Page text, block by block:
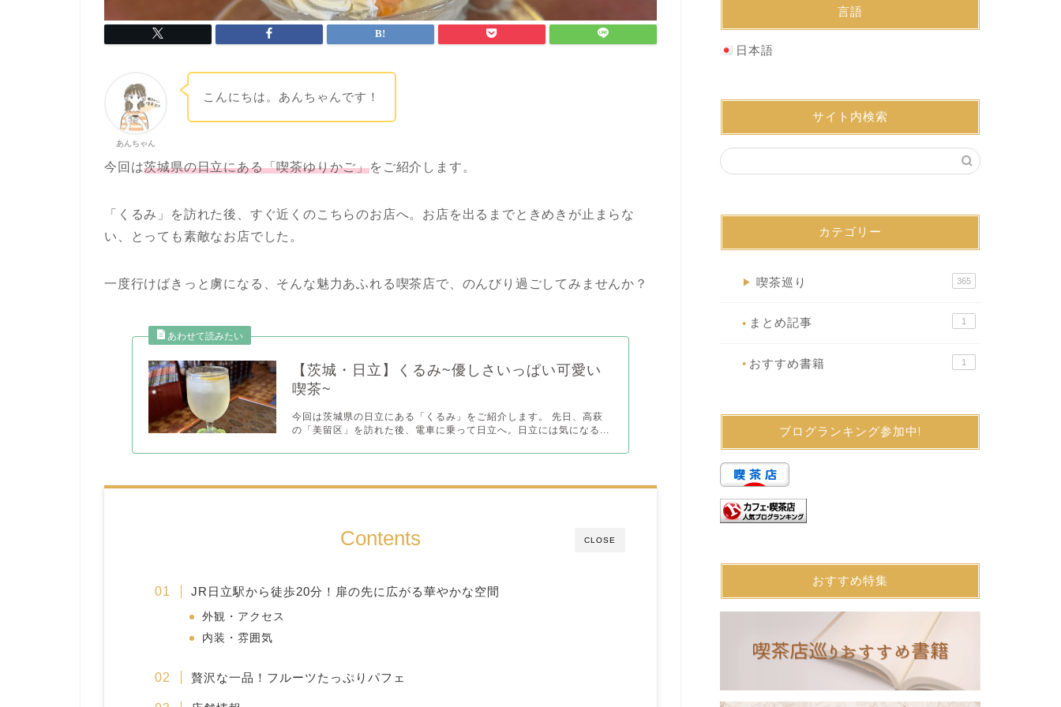
あんちゃん
こんにちは。あんちゃんです！
今回は茨城県の日立にある「喫茶ゆりかご」をご紹介します。
「くるみ」を訪れた後、すぐ近くのこちらのお店へ。お店を出るまでときめきが止まらな
い、とっても素敵なお店でした。
一度行けばきっと虜になる、そんな魅力あふれる喫茶店で、のんびり過ごしてみませんか？
【茨城・日立】くるみ~優しさいっぱい可愛い
喫茶~
今回は茨城県の日立にある「くるみ」をご紹介します。 先日、高萩
の「美留区」を訪れた後、電車に乗って日立へ。日立には気になる...
CLOSE
Contents
JR日立駅から徒歩20分！扉の先に広がる華やかな空間
外観・アクセス
内装・雰囲気
贅沢な一品！フルーツたっぷりパフェ
言語
日本語
サイト内検索
カテゴリー
▶ 喫茶巡り 365
● まとめ記事 1
● おすすめ書籍 1
ブログランキング参加中!
おすすめ特集